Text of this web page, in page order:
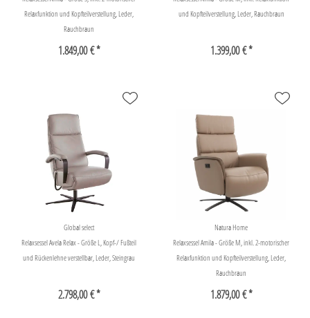
Relaxfunktion und Kopfteilverstellung, Leder,
Rauchbraun
1.849,00 € *
und Kopfteilverstellung, Leder, Rauchbraun
1.399,00 € *
Global select
Relaxsessel Avela Relax - Größe L, Kopf-/ Fußteil
und Rückenlehne verstellbar, Leder, Steingrau
2.798,00 € *
Natura Home
Relaxsessel Amila - Größe M, inkl. 2-motorischer
Relaxfunktion und Kopfteilverstellung, Leder,
Rauchbraun
1.879,00 € *